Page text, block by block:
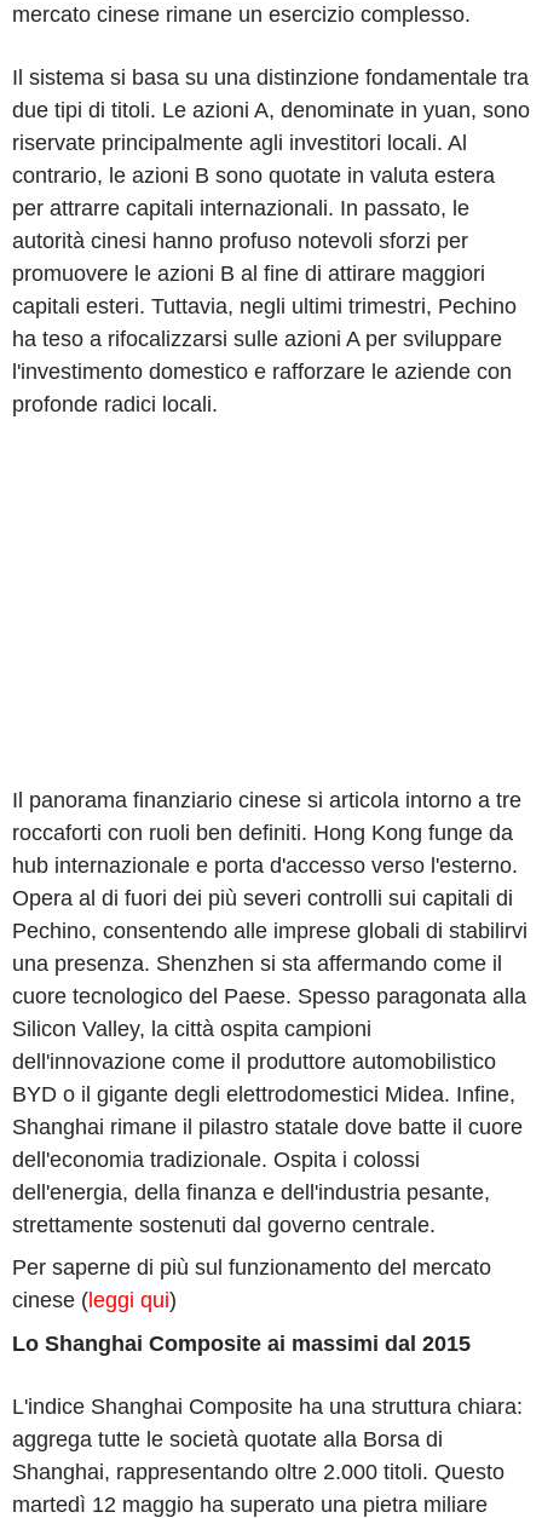
mercato cinese rimane un esercizio complesso.
Il sistema si basa su una distinzione fondamentale tra
due tipi di titoli. Le azioni A, denominate in yuan, sono
riservate principalmente agli investitori locali. Al
contrario, le azioni B sono quotate in valuta estera
per attrarre capitali internazionali. In passato, le
autorità cinesi hanno profuso notevoli sforzi per
promuovere le azioni B al fine di attirare maggiori
capitali esteri. Tuttavia, negli ultimi trimestri, Pechino
ha teso a rifocalizzarsi sulle azioni A per sviluppare
l'investimento domestico e rafforzare le aziende con
profonde radici locali.
Il panorama finanziario cinese si articola intorno a tre
roccaforti con ruoli ben definiti. Hong Kong funge da
hub internazionale e porta d'accesso verso l'esterno.
Opera al di fuori dei più severi controlli sui capitali di
Pechino, consentendo alle imprese globali di stabilirvi
una presenza. Shenzhen si sta affermando come il
cuore tecnologico del Paese. Spesso paragonata alla
Silicon Valley, la città ospita campioni
dell'innovazione come il produttore automobilistico
BYD o il gigante degli elettrodomestici Midea. Infine,
Shanghai rimane il pilastro statale dove batte il cuore
dell'economia tradizionale. Ospita i colossi
dell'energia, della finanza e dell'industria pesante,
strettamente sostenuti dal governo centrale.
Per saperne di più sul funzionamento del mercato
cinese ( leggi qui)
Lo Shanghai Composite ai massimi dal 2015
L'indice Shanghai Composite ha una struttura chiara:
aggrega tutte le società quotate alla Borsa di
Shanghai, rappresentando oltre 2.000 titoli. Questo
martedì 12 maggio ha superato una pietra miliare